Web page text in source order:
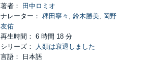
著者：
田中ロミオ
ナレーター： 稗田寧々 , 鈴木勝美, 岡野
友佑
再生時間： 6 時間 18 分
シリーズ：
人類は衰退しました
言語： 日本語